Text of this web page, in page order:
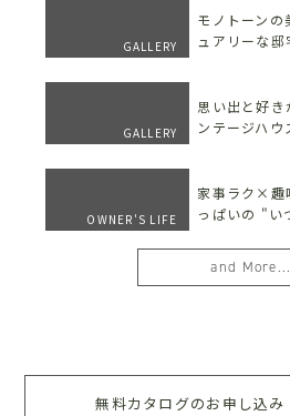
GALLERY
モノトーンの
ュアリーな邸
GALLERY
思い出と好
ンテージハウ
OWNER'S LIFE
家事ラク×趣
っぱいの "い
and More...
無料カタログのお申し込み